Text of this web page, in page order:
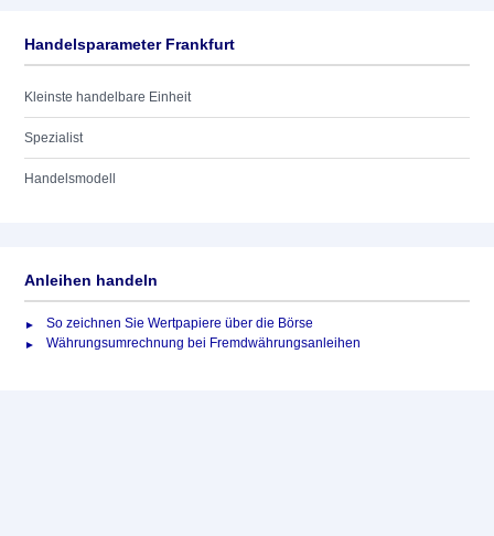
Handelsparameter Frankfurt
Kleinste handelbare Einheit
Spezialist
Handelsmodell
Anleihen handeln
So zeichnen Sie Wertpapiere über die Börse
Währungsumrechnung bei Fremdwährungsanleihen